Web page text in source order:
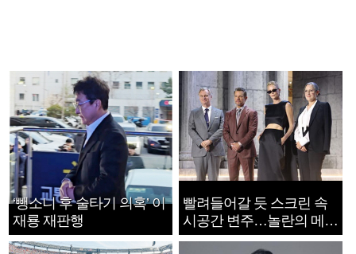
‘뺑소니 후 술타기 의혹’ 이
재룡 재판행
빨려들어갈 듯 스크린 속
시공간 변주…놀란의 메시
지는 ‘전쟁 속죄’